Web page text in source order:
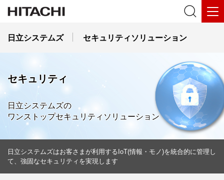
日立システムズ セキュリティソリューション
セキュリティ
日立システムズの
ワンストップセキュリティソリューション
日立システムズはお客さまが利用するIoT(情報・モノ)を統合的に管理し
て、強固なセキュリティを実現します